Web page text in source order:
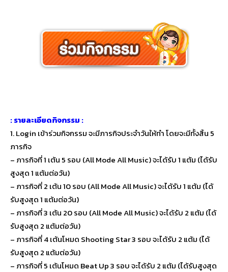
: รายละเอียดกิจกรรม :
1. Login เข้าร่วมกิจกรรม จะมีภารกิจประจำวันให้ทำ โดยจะมีทั้งสิ้น 5
ภารกิจ
– ภารกิจที่ 1 เต้น 5 รอบ (All Mode All Music) จะได้รับ 1 แต้ม (ได้รับ
สูงสุด 1 แต้มต่อวัน)
– ภารกิจที่ 2 เต้น 10 รอบ (All Mode All Music) จะได้รับ 1 แต้ม (ได้
รับสูงสุด 1 แต้มต่อวัน)
– ภารกิจที่ 3 เต้น 20 รอบ (All Mode All Music) จะได้รับ 2 แต้ม (ได้
รับสูงสุด 2 แต้มต่อวัน)
– ภารกิจที่ 4 เต้นโหมด Shooting Star 3 รอบ จะได้รับ 2 แต้ม (ได้
รับสูงสุด 2 แต้มต่อวัน)
– ภารกิจที่ 5 เต้นโหมด Beat Up 3 รอบ จะได้รับ 2 แต้ม (ได้รับสูงสุด